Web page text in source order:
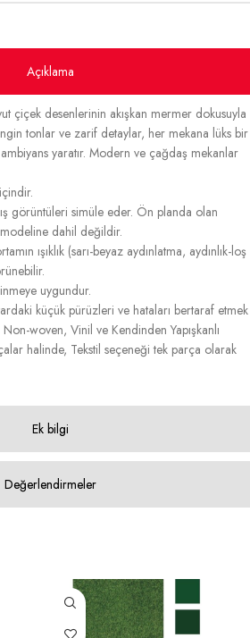
Açıklama
Ek bilgi
Değerlendirmeler
çiçek desenlerinin akışkan mermer dokusuyla
tonlar ve zarif detaylar, her mekana lüks bir
yaratır. Modern ve çağdaş mekanlar
görüntüleri simüle eder. Ön planda olan
dahil değildir.
ışıklık (sarı-beyaz aydınlatma, aydınlık-loş
uygundur.
küçük pürüzleri ve hataları bertaraf etmek
woven, Vinil ve Kendinden Yapışkanlı
halinde, Tekstil seçeneği tek parça olarak